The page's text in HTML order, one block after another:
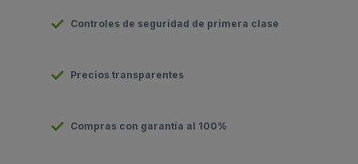
Controles de seguridad de primera clase
Precios transparentes
Compras con garantía al 100%